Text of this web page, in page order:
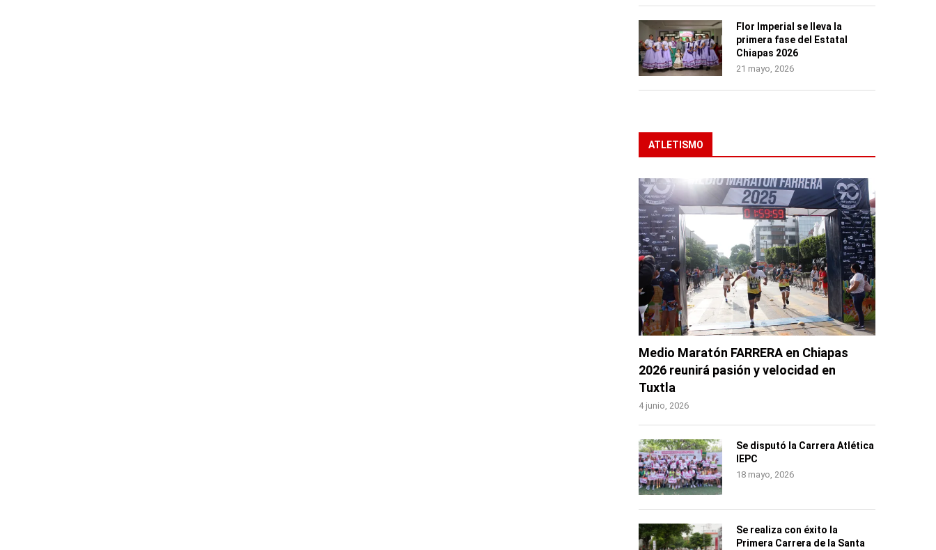
Flor Imperial se lleva la
primera fase del Estatal
Chiapas 2026
21 mayo, 2026
ATLETISMO
Medio Maratón FARRERA en Chiapas
2026 reunirá pasión y velocidad en
Tuxtla
4 junio, 2026
Se disputó la Carrera Atlética
IEPC
18 mayo, 2026
Se realiza con éxito la
Primera Carrera de la Santa